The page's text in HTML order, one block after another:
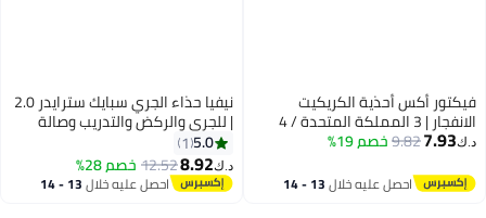
فيكتور أكس أحذية الكريكيت
الانفجار | 3 المملكة المتحدة / 4
الولايات المتحدة / 37 الاتحاد
جلد صناعي | زيادة حمل التدريب
الخاص بك | أقصى قدر من الأداء
د.ك‏7.93
9.82خصم 19%
احصل عليه خلال 13 - 14
2
نيفيا حذاء الجري سبايك سترايدر 2.0
| للجري والركض والتدريب وصالة
الألعاب الرياضية | شبكة مسامية |
مريح | وسادة | خفيفة الوزن
5.0
1
د.ك‏8.92
12.52خصم 28%
احصل عليه خلال 13 - 14